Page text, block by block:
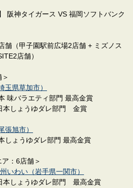
阪神タイガース VS 福岡ソフトバンク
舗（甲子園駅前広場2店舗 + ミズノス
店舗）
県草加市）
味バラエティ部門 最高金賞
しょうゆダレ部門 金賞
旭市）
しょうゆダレ部門 最高金賞
：6店舗＞
いわい（岩手県一関市）
しょうゆダレ部門 最高金賞